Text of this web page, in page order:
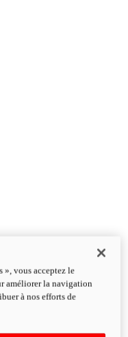
», vous acceptez le
améliorer la navigation
à nos efforts de